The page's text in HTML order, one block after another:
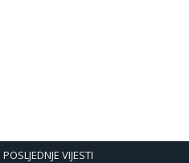
POSLJEDNJE VIJESTI